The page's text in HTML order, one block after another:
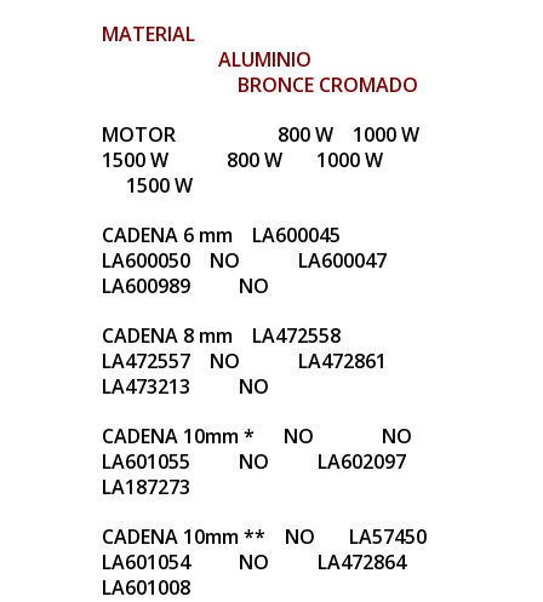
MATERIAL
ALUMINIO
BRONCE CROMADO
MOTOR 800 W 1000 W
1500 W 800 W 1000 W
1500 W
CADENA 6 mm LA600045
LA600050 NO LA600047
LA600989 NO
CADENA 8 mm LA472558
LA472557 NO LA472861
LA473213 NO
CADENA 10mm * NO NO
LA601055 NO LA602097
LA187273
CADENA 10mm ** NO LA57450
LA601054 NO LA472864
LA601008